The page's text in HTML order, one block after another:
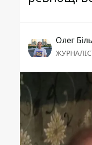
Олег